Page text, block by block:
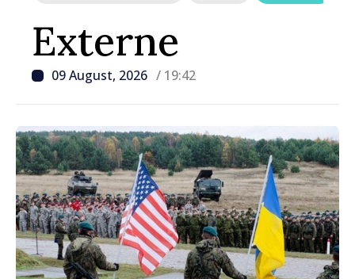
Externe
09 August, 2026 / 19:42